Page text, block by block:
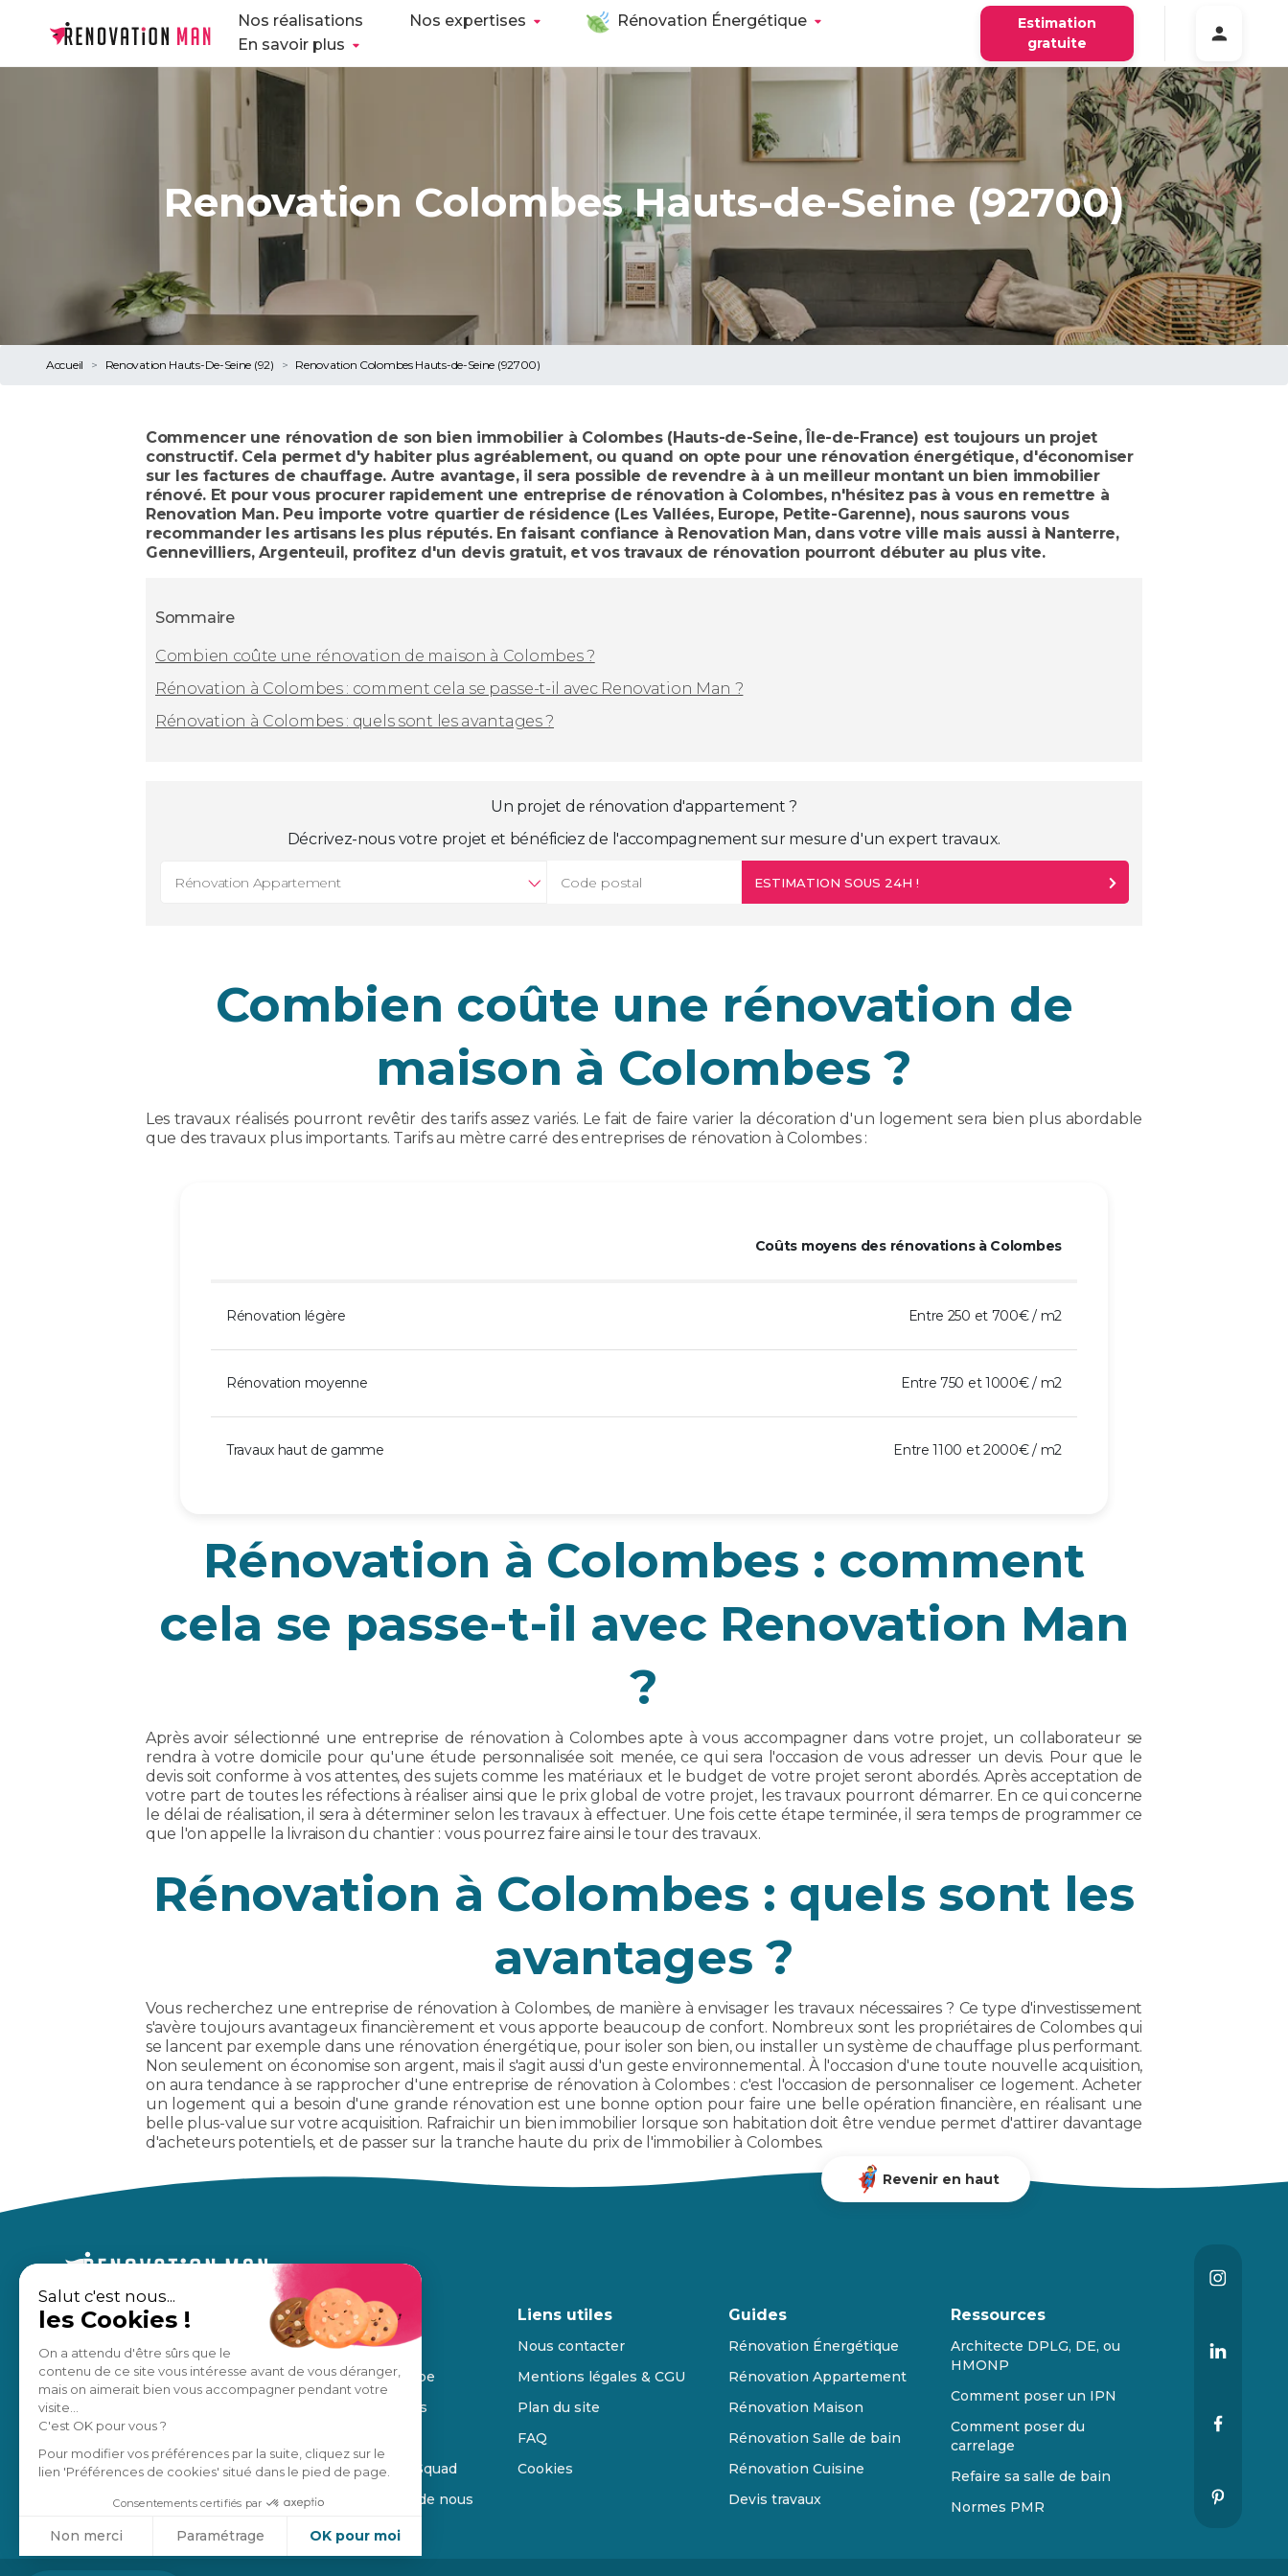
Salut c'est nous...
les Cookies !
On a attendu d'être sûrs que le
contenu de ce site vous intéresse avant de vous déranger,
mais on aimerait bien vous accompagner pendant votre
visite...
C'est OK pour vous ?
Pour modifier vos préférences par la suite, cliquez sur le
lien 'Préférences de cookies' situé dans le pied de page.
Consentements certifiés par
Non merci Paramétrage OK pour moi
Nos réalisations Nos expertises
Rénovation Énergétique
En savoir plus
Estimation
gratuite
Renovation Colombes Hauts-de-Seine (92700)
Accueil Renovation Hauts-De-Seine (92) Renovation Colombes Hauts-de-Seine (92700)
Commencer une rénovation de son bien immobilier à Colombes (Hauts-de-Seine, Île-de-France) est toujours un projet
constructif. Cela permet d'y habiter plus agréablement, ou quand on opte pour une rénovation énergétique, d'économiser
sur les factures de chauffage. Autre avantage, il sera possible de revendre à à un meilleur montant un bien immobilier
rénové. Et pour vous procurer rapidement une entreprise de rénovation à Colombes, n'hésitez pas à vous en remettre à
Renovation Man. Peu importe votre quartier de résidence (Les Vallées, Europe, Petite-Garenne), nous saurons vous
recommander les artisans les plus réputés. En faisant confiance à Renovation Man, dans votre ville mais aussi à Nanterre,
Gennevilliers, Argenteuil, profitez d'un devis gratuit, et vos travaux de rénovation pourront débuter au plus vite.
Sommaire
Combien coûte une rénovation de maison à Colombes ?
Rénovation à Colombes : comment cela se passe-t-il avec Renovation Man ?
Rénovation à Colombes : quels sont les avantages ?
Un projet de rénovation d'appartement ?
Décrivez-nous votre projet et bénéficiez de l'accompagnement sur mesure d'un expert travaux.
Rénovation Appartement ESTIMATION SOUS 24H !
Combien coûte une rénovation de
maison à Colombes ?
Les travaux réalisés pourront revêtir des tarifs assez variés. Le fait de faire varier la décoration d'un logement sera bien plus abordable
que des travaux plus importants. Tarifs au mètre carré des entreprises de rénovation à Colombes :
Coûts moyens des rénovations à Colombes
Rénovation légère Entre 250 et 700€ / m2
Rénovation moyenne Entre 750 et 1000€ / m2
Travaux haut de gamme Entre 1100 et 2000€ / m2
Rénovation à Colombes : comment
cela se passe-t-il avec Renovation Man
?
Après avoir sélectionné une entreprise de rénovation à Colombes apte à vous accompagner dans votre projet, un collaborateur se
rendra à votre domicile pour qu'une étude personnalisée soit menée, ce qui sera l'occasion de vous adresser un devis. Pour que le
devis soit conforme à vos attentes, des sujets comme les matériaux et le budget de votre projet seront abordés. Après acceptation de
votre part de toutes les réfections à réaliser ainsi que le prix global de votre projet, les travaux pourront démarrer. En ce qui concerne
le délai de réalisation, il sera à déterminer selon les travaux à effectuer. Une fois cette étape terminée, il sera temps de programmer ce
que l'on appelle la livraison du chantier : vous pourrez faire ainsi le tour des travaux.
Rénovation à Colombes : quels sont les
avantages ?
Vous recherchez une entreprise de rénovation à Colombes, de manière à envisager les travaux nécessaires ? Ce type d'investissement
s'avère toujours avantageux financièrement et vous apporte beaucoup de confort. Nombreux sont les propriétaires de Colombes qui
se lancent par exemple dans une rénovation énergétique, pour isoler son bien, ou installer un système de chauffage plus performant.
Non seulement on économise son argent, mais il s'agit aussi d'un geste environnemental. À l'occasion d'une toute nouvelle acquisition,
on aura tendance à se rapprocher d'une entreprise de rénovation à Colombes : c'est l'occasion de personnaliser ce logement. Acheter
un logement qui a besoin d'une grande rénovation est une bonne option pour faire une belle opération financière, en réalisant une
belle plus-value sur votre acquisition. Rafraichir un bien immobilier lorsque son habitation doit être vendue permet d'attirer davantage
d'acheteurs potentiels, et de passer sur la tranche haute du prix de l'immobilier à Colombes.
Revenir en haut
Un accompagnement sur mesure,
pour des travaux en toute sérénité.
Estimation gratuite
À propos
Nos avis
Notre équipe
Nos régions
Blog de la Squad
Ils parlent de nous
Liens utiles
Nous contacter
Mentions légales & CGU
Plan du site
FAQ
Cookies
Guides
Rénovation Énergétique
Rénovation Appartement
Rénovation Maison
Rénovation Salle de bain
Rénovation Cuisine
Devis travaux
Ressources
Architecte DPLG, DE, ou
HMONP
Comment poser un IPN
Comment poser du
carrelage
Refaire sa salle de bain
Normes PMR